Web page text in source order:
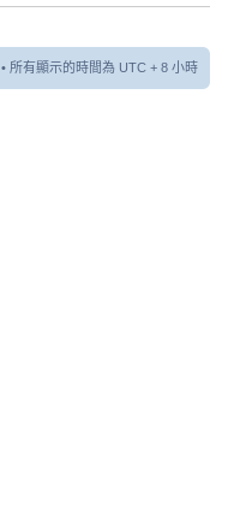
• 所有顯示的時間為 UTC + 8 小時